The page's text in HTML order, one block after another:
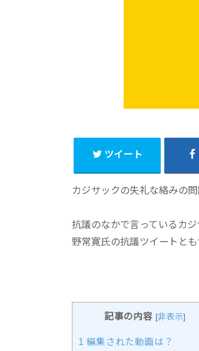
ツイート
カジサックの失礼な絡みの
抗議のなかで言っているカ
野常寛氏の抗議ツイートとも
記事の内容 [非表示]
1 編集された動画は？